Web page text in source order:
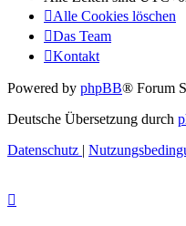
Alle Cookies löschen
Das Team
Kontakt
Powered by phpBB® Forum
Deutsche Übersetzung durch
Datenschutz |